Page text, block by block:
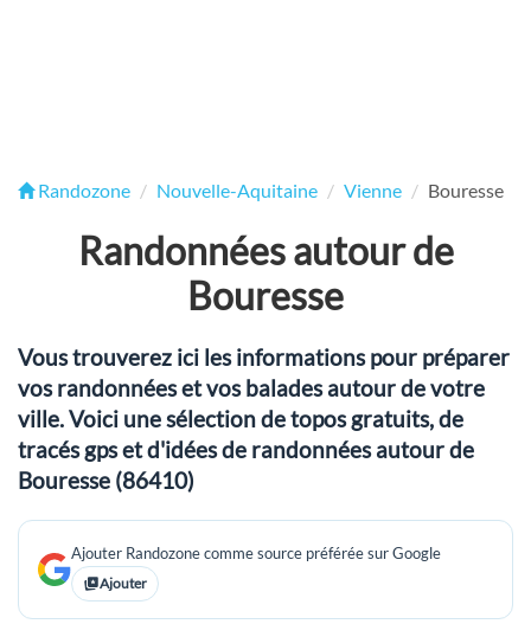
Randozone Nouvelle-Aquitaine Vienne Bouresse
Randonnées autour de
Bouresse
Vous trouverez ici les informations pour préparer
vos randonnées et vos balades autour de votre
ville. Voici une sélection de topos gratuits, de
tracés gps et d'idées de randonnées autour de
Bouresse (86410)
Ajouter Randozone comme source préférée sur Google
Ajouter